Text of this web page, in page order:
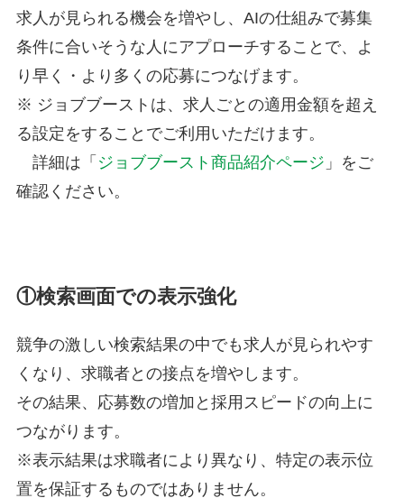
求人が見られる機会を増やし、AIの仕組みで募集
条件に合いそうな人にアプローチすることで、よ
り早く・より多くの応募につなげます。
※ ジョブブーストは、求人ごとの適用金額を超え
る設定をすることでご利用いただけます。
詳細は「 ジョブブースト商品紹介ページ 」をご
確認ください。
①検索画面での表示強化
競争の激しい検索結果の中でも求人が見られやす
くなり、求職者との接点を増やします。
その結果、応募数の増加と採用スピードの向上に
つながります。
※表示結果は求職者により異なり、特定の表示位
置を保証するものではありません。